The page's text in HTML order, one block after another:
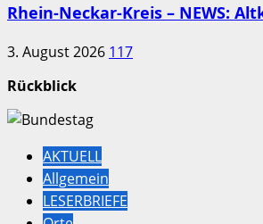
Rhein-Neckar-Kreis – NEWS:
3. August 2026 117
Rückblick
AKTUELL
Allgemein
LESERBRIEFE